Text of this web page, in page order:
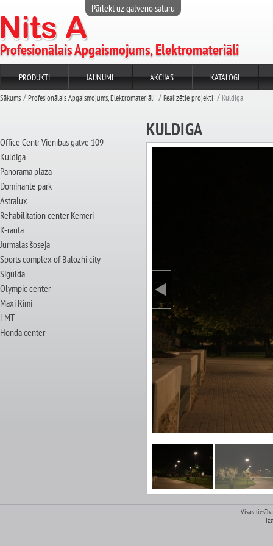
Pārlekt uz galveno saturu
Profesionālais Apgaismojums, Elektromateriāli
PRODUKTI JAUNUMI AKCIJAS KATALOGI
Sākums Profesionālais Apgaismojums, Elektromateriāli Realizētie projekti Kuldiga
Office Centr Vienības gatve 109
Kuldiga
Panorama plaza
Dominante park
Astralux
Rehabilitation center Kemeri
K-rauta
Jurmalas šoseja
Sports complex of Balozhi city
Sigulda
Olympic center
Maxi Rimi
LMT
Honda center
KULDIGA
Visas